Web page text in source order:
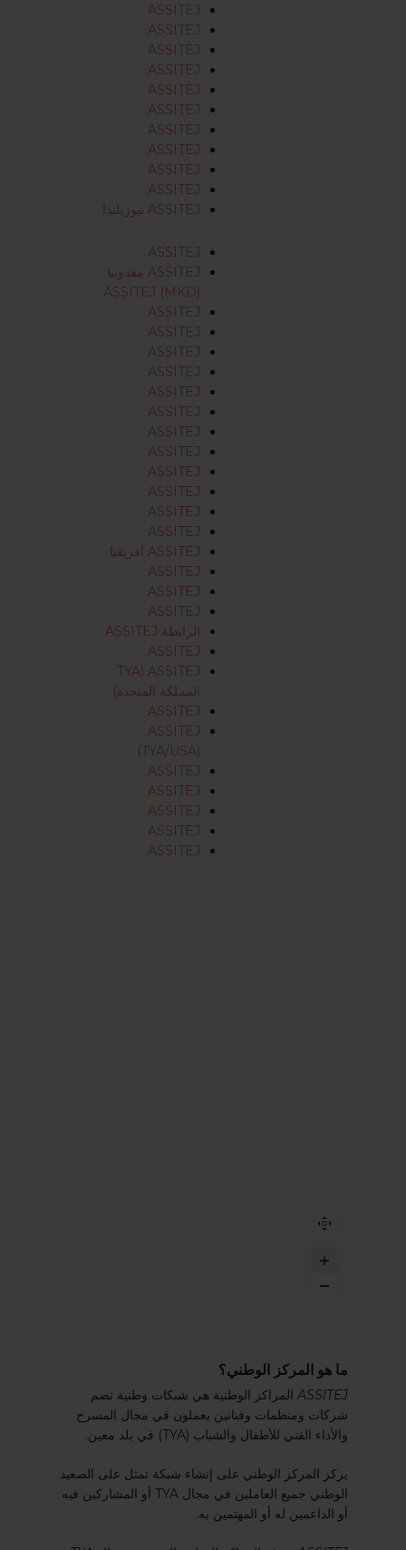
ASSITEJ
ASSITEJ
ASSITEJ
ASSITEJ
ASSITEJ
ASSITEJ
ASSITEJ
ASSITEJ
ASSITEJ
ASSITEJ
ASSITEJ نيوزيلندا
ASSITEJ
ASSITEJ مقدونيا
ASSITEJ (MKD)
ASSITEJ
ASSITEJ
ASSITEJ
ASSITEJ
ASSITEJ
ASSITEJ
ASSITEJ
ASSITEJ
ASSITEJ
ASSITEJ
ASSITEJ
ASSITEJ
ASSITEJ أفريقيا
ASSITEJ
ASSITEJ
ASSITEJ
الرابطة ASSITEJ
ASSITEJ
ASSITEJ (TYA
المملكة المتحدة)
ASSITEJ
ASSITEJ
(TYA/USA)
ASSITEJ
ASSITEJ
ASSITEJ
ASSITEJ
ASSITEJ
ما هو المركز الوطني؟
ASSITEJ المراكز الوطنية هي شبكات وطنية تضم
شركات ومنظمات وفنانين يعملون في مجال المسرح
والأداء الفني للأطفال والشباب (TYA) في بلد معين.
يركز المركز الوطني على إنشاء شبكة تمثل على الصعيد
الوطني جميع العاملين في مجال TYA أو المشاركين فيه
أو الداعمين له أو المهتمين به.